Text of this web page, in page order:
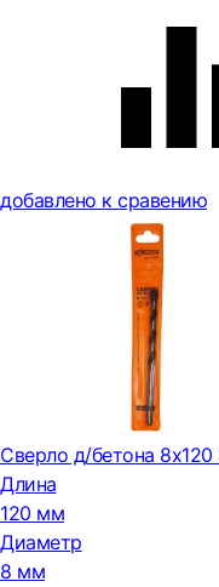
добавлено к сравению
Сверло д/бетона
Длина
120 мм
Диаметр
8 мм